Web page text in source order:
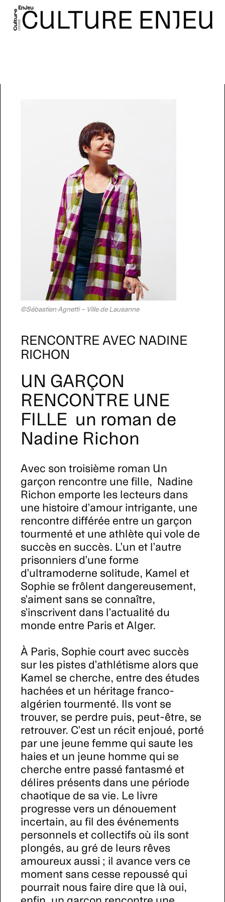
©Sébastien Agnetti – Ville de Lausanne
RENCONTRE AVEC NADINE
RICHON
UN GARÇON
RENCONTRE UNE
FILLE un roman de
Nadine Richon
Avec son troisième roman Un
garçon rencontre une fille, Nadine
Richon emporte les lecteurs dans
une histoire d’amour intrigante, une
rencontre différée entre un garçon
tourmenté et une athlète qui vole de
succès en succès. L’un et l’autre
prisonniers d’une forme
d’ultramoderne solitude, Kamel et
Sophie se frôlent dangereusement,
s’aiment sans se connaître,
s’inscrivent dans l’actualité du
monde entre Paris et Alger.
À Paris, Sophie court avec succès
sur les pistes d’athlétisme alors que
Kamel se cherche, entre des études
hachées et un héritage franco-
algérien tourmenté. Ils vont se
trouver, se perdre puis, peut-être, se
retrouver. C’est un récit enjoué, porté
par une jeune femme qui saute les
haies et un jeune homme qui se
cherche entre passé fantasmé et
délires présents dans une période
chaotique de sa vie. Le livre
progresse vers un dénouement
incertain, au fil des événements
personnels et collectifs où ils sont
plongés, au gré de leurs rêves
amoureux aussi ; il avance vers ce
moment sans cesse repoussé qui
pourrait nous faire dire que là oui,